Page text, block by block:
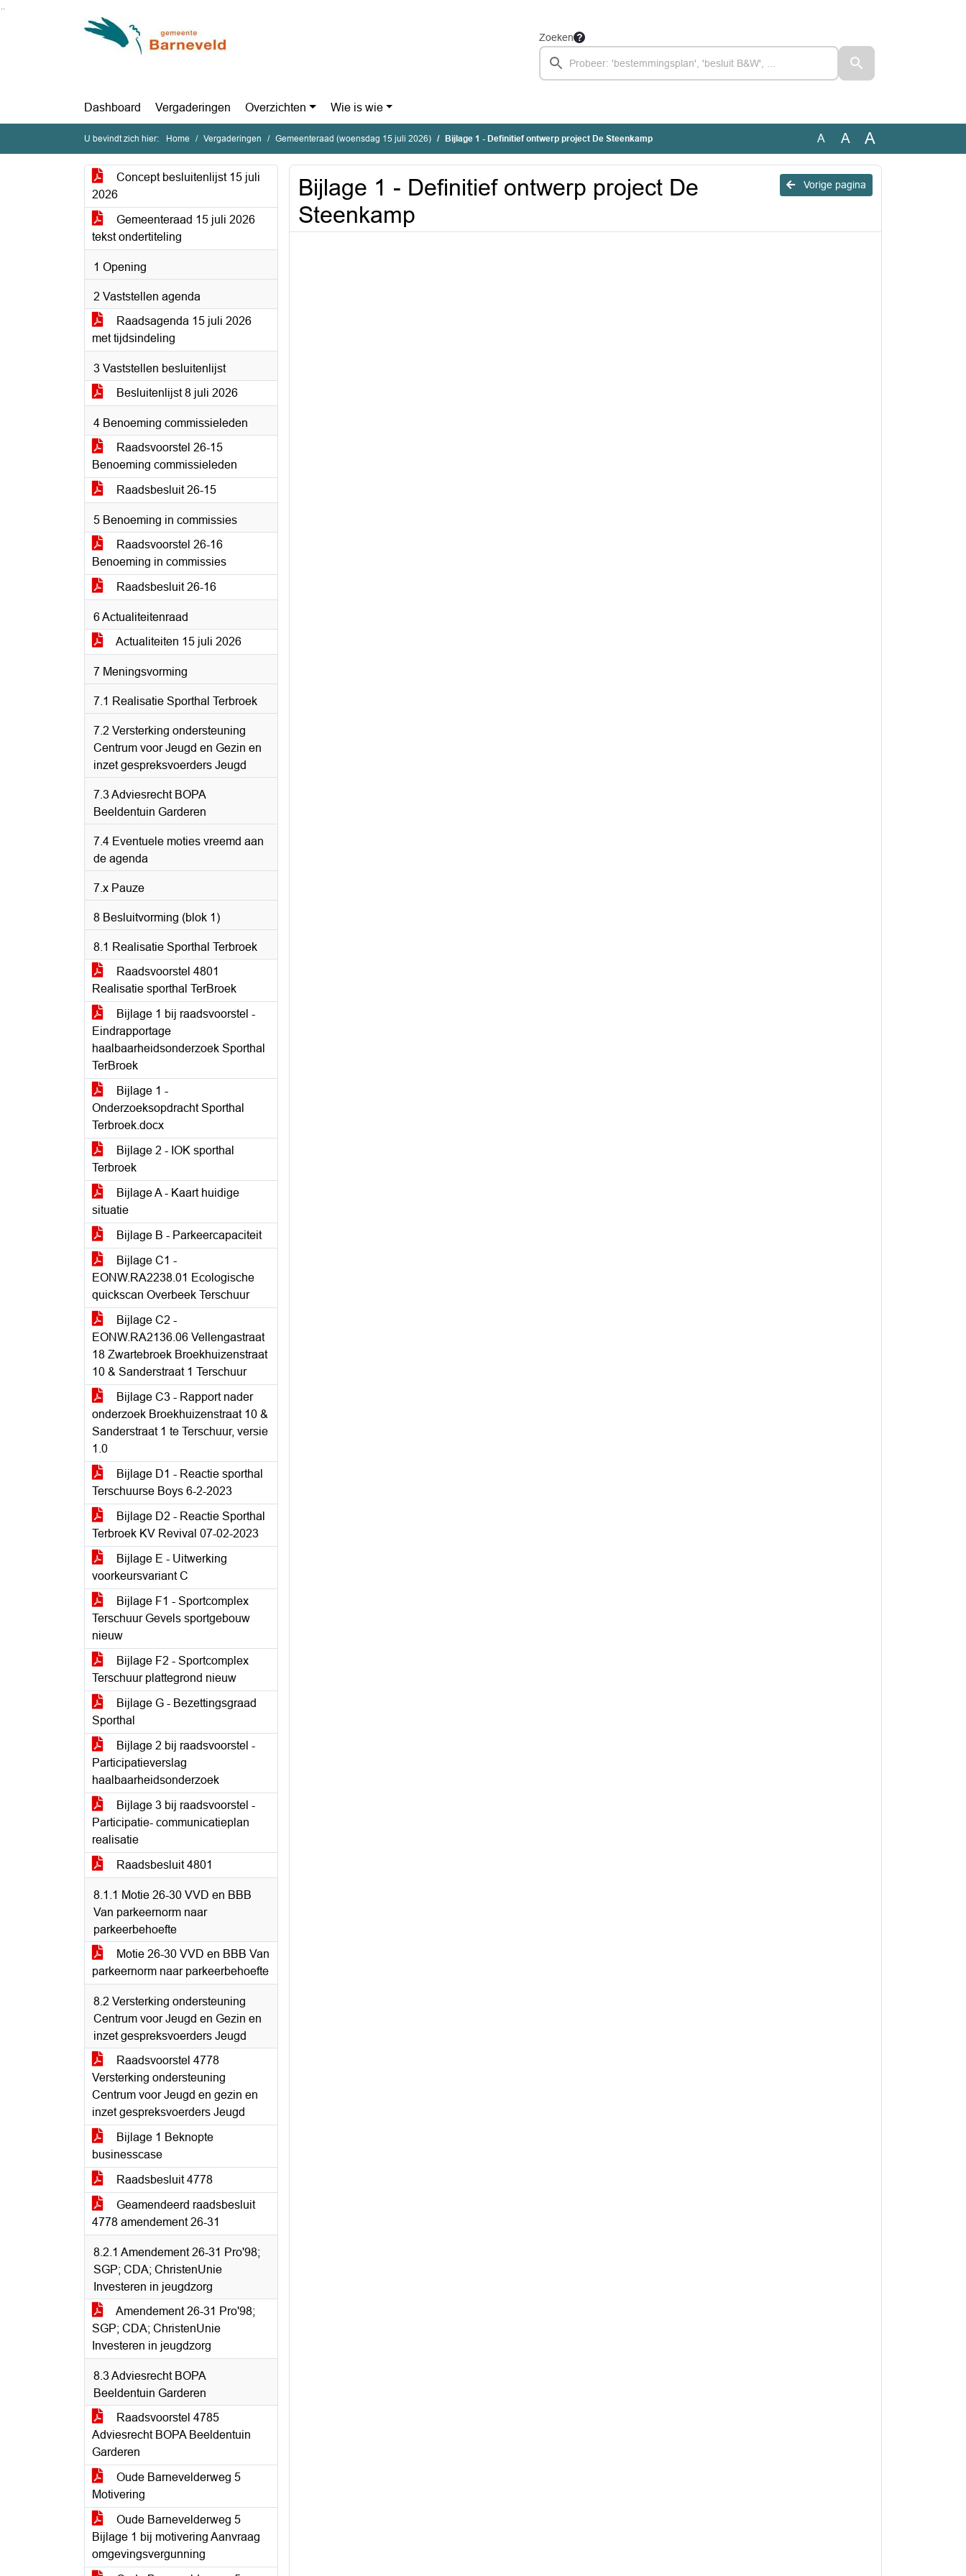
Ga naar de inhoud van deze pagina
Ga naar het zoeken
Zoeken
Dashboard Vergaderingen Overzichten Wie is wie
U bevindt zich hier: Home Vergaderingen Gemeenteraad (woensdag 15 juli 2026) Bijlage 1 - Definitief ontwerp project De Steenkamp A A A
Concept besluitenlijst 15 juli
2026
Gemeenteraad 15 juli 2026
tekst ondertiteling
1 Opening
2 Vaststellen agenda
Raadsagenda 15 juli 2026
met tijdsindeling
3 Vaststellen besluitenlijst
Besluitenlijst 8 juli 2026
4 Benoeming commissieleden
Raadsvoorstel 26-15
Benoeming commissieleden
Raadsbesluit 26-15
5 Benoeming in commissies
Raadsvoorstel 26-16
Benoeming in commissies
Raadsbesluit 26-16
6 Actualiteitenraad
Actualiteiten 15 juli 2026
7 Meningsvorming
7.1 Realisatie Sporthal Terbroek
7.2 Versterking ondersteuning
Centrum voor Jeugd en Gezin en
inzet gespreksvoerders Jeugd
7.3 Adviesrecht BOPA
Beeldentuin Garderen
7.4 Eventuele moties vreemd aan
de agenda
7.x Pauze
8 Besluitvorming (blok 1)
8.1 Realisatie Sporthal Terbroek
Raadsvoorstel 4801
Realisatie sporthal TerBroek
Bijlage 1 bij raadsvoorstel -
Eindrapportage
haalbaarheidsonderzoek Sporthal
TerBroek
Bijlage 1 -
Onderzoeksopdracht Sporthal
Terbroek.docx
Bijlage 2 - IOK sporthal
Terbroek
Bijlage A - Kaart huidige
situatie
Bijlage B - Parkeercapaciteit
Bijlage C1 -
EONW.RA2238.01 Ecologische
quickscan Overbeek Terschuur
Bijlage C2 -
EONW.RA2136.06 Vellengastraat
18 Zwartebroek Broekhuizenstraat
10 & Sanderstraat 1 Terschuur
Bijlage C3 - Rapport nader
onderzoek Broekhuizenstraat 10 &
Sanderstraat 1 te Terschuur, versie
1.0
Bijlage D1 - Reactie sporthal
Terschuurse Boys 6-2-2023
Bijlage D2 - Reactie Sporthal
Terbroek KV Revival 07-02-2023
Bijlage E - Uitwerking
voorkeursvariant C
Bijlage F1 - Sportcomplex
Terschuur Gevels sportgebouw
nieuw
Bijlage F2 - Sportcomplex
Terschuur plattegrond nieuw
Bijlage G - Bezettingsgraad
Sporthal
Bijlage 2 bij raadsvoorstel -
Participatieverslag
haalbaarheidsonderzoek
Bijlage 3 bij raadsvoorstel -
Participatie- communicatieplan
realisatie
Raadsbesluit 4801
8.1.1 Motie 26-30 VVD en BBB
Van parkeernorm naar
parkeerbehoefte
Motie 26-30 VVD en BBB Van
parkeernorm naar parkeerbehoefte
8.2 Versterking ondersteuning
Centrum voor Jeugd en Gezin en
inzet gespreksvoerders Jeugd
Raadsvoorstel 4778
Versterking ondersteuning
Centrum voor Jeugd en gezin en
inzet gespreksvoerders Jeugd
Bijlage 1 Beknopte
businesscase
Raadsbesluit 4778
Geamendeerd raadsbesluit
4778 amendement 26-31
8.2.1 Amendement 26-31 Pro'98;
SGP; CDA; ChristenUnie
Investeren in jeugdzorg
Amendement 26-31 Pro'98;
SGP; CDA; ChristenUnie
Investeren in jeugdzorg
8.3 Adviesrecht BOPA
Beeldentuin Garderen
Raadsvoorstel 4785
Adviesrecht BOPA Beeldentuin
Garderen
Oude Barnevelderweg 5
Motivering
Oude Barnevelderweg 5
Bijlage 1 bij motivering Aanvraag
omgevingsvergunning
Vorige pagina
Bijlage 1 - Definitief ontwerp project De
Steenkamp